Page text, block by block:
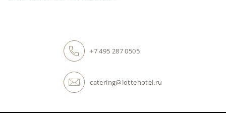
+7 495 287 0505
catering@lottehotel.ru